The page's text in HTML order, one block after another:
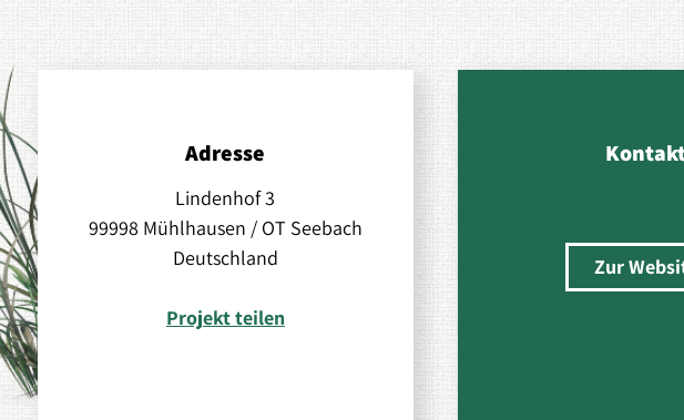
Adresse
Lindenhof 3
99998 Mühlhausen / OT Seebach
Deutschland
Projekt teilen
Zur